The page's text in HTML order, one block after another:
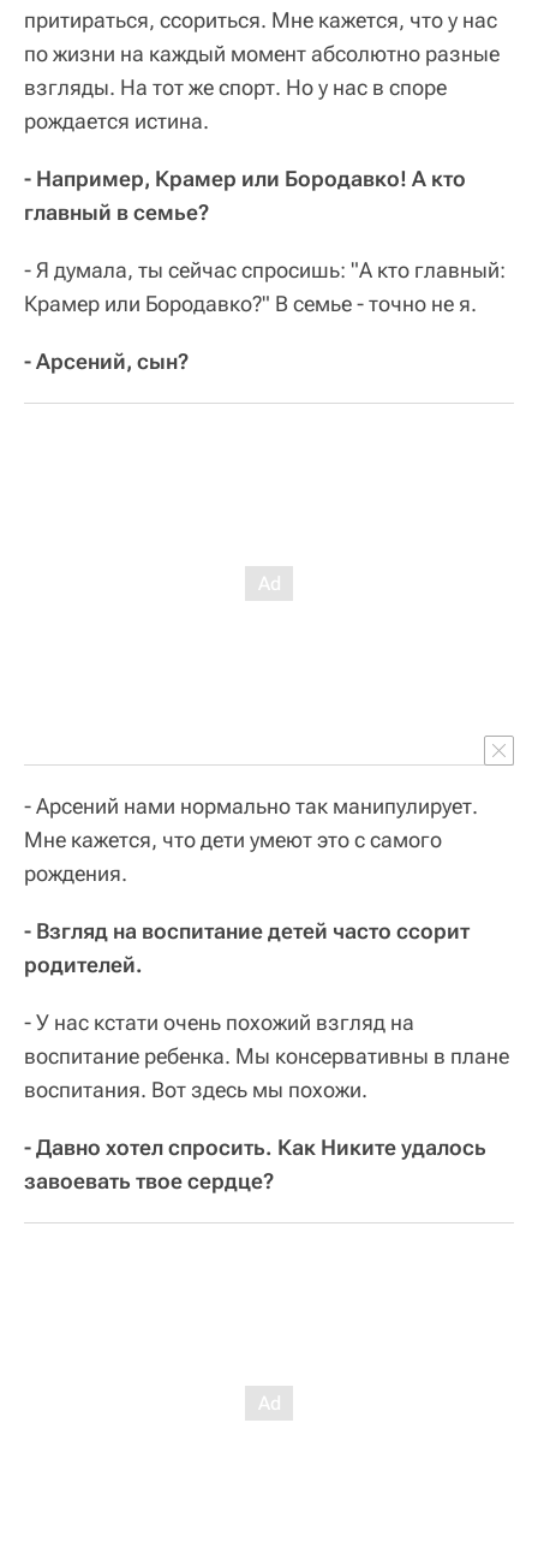
притираться, ссориться. Мне кажется, что у нас
по жизни на каждый момент абсолютно разные
взгляды. На тот же спорт. Но у нас в споре
рождается истина.
- Например, Крамер или Бородавко! А кто
главный в семье?
- Я думала, ты сейчас спросишь: "А кто главный:
Крамер или Бородавко?" В семье - точно не я.
- Арсений, сын?
- Арсений нами нормально так манипулирует.
Мне кажется, что дети умеют это с самого
рождения.
- Взгляд на воспитание детей часто ссорит
родителей.
- У нас кстати очень похожий взгляд на
воспитание ребенка. Мы консервативны в плане
воспитания. Вот здесь мы похожи.
- Давно хотел спросить. Как Никите удалось
завоевать твое сердце?